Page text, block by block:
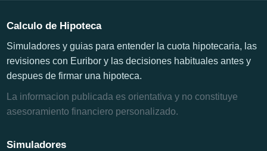
Calculo de Hipoteca
Simuladores y guias para entender la cuota hipotecaria, las
revisiones con Euribor y las decisiones habituales antes y
despues de firmar una hipoteca.
La informacion publicada es orientativa y no constituye
asesoramiento financiero personalizado.
Simuladores